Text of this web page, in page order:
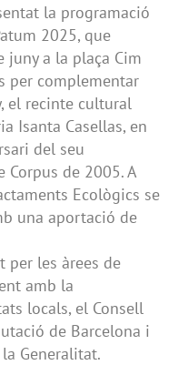
la programació
2025, que
a la plaça Cim
per complementar
el recinte cultural
Isanta Casellas, en
del seu
Corpus de 2005. A
Ecològics se
una aportació de
per les àrees de
amb la
locals, el Consell
de Barcelona i
Generalitat.